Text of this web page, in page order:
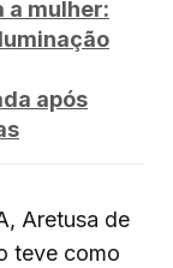
a mulher:
após
Aretusa de
teve como